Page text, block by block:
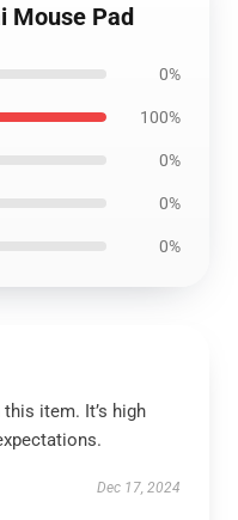
Mouse Pad
0%
100%
0%
0%
0%
item. It’s high
Dec 17, 2024